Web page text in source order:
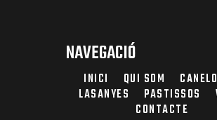
NAVEGACIÓ
INICI QUI SOM
LASANYES
PASTISSOS
CONTACTE